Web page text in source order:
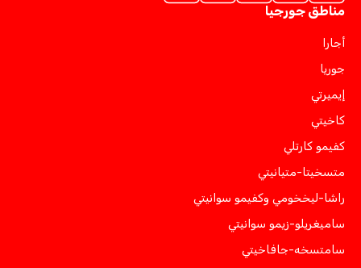
مناطق جورجيا
أجارا
جوريا
إيميرتي
كاخيتي
كفيمو كارتلي
متسخيتا-متيانيتي
راشا-ليخخومي وكفيمو سوانيتي
ساميغريلو-زيمو سوانيتي
سامتسخه-جافاخيتي